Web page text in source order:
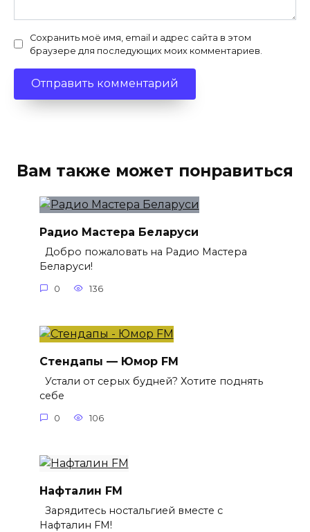
Сохранить моё имя, email и адрес сайта в этом
браузере для последующих моих комментариев.
Вам также может понравиться
Радио Мастера Беларуси
Добро пожаловать на Радио Мастера
Беларуси!
0 136
Стендапы — Юмор FM
Устали от серых будней? Хотите поднять
себе
0 106
Нафталин FM
Зарядитесь ностальгией вместе с
Нафталин FM!